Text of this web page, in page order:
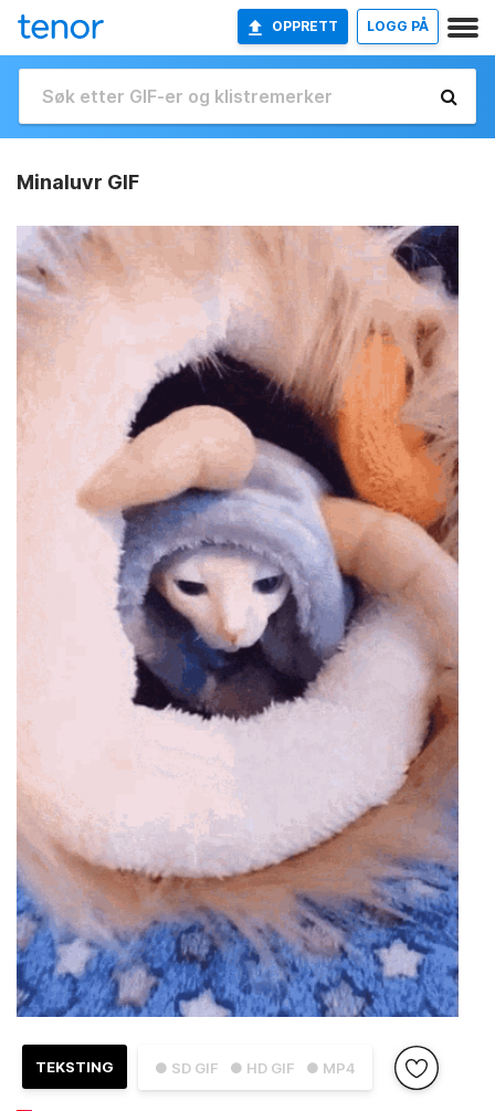
OPPRETT LOGG PÅ
Minaluvr GIF
● SD GIF ● HD GIF ● MP4
TEKSTING